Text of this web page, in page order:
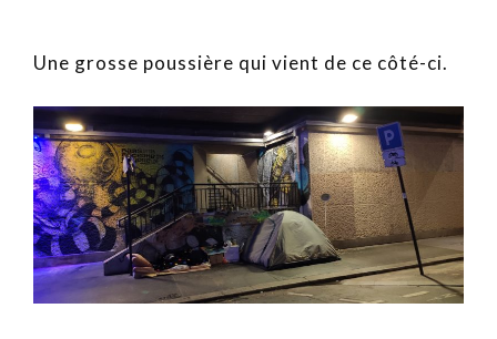
Une grosse poussière qui vient de ce côté-ci.